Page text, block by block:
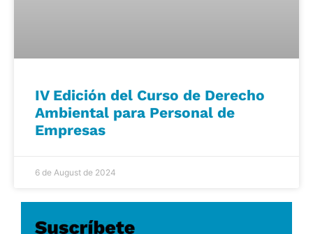
IV Edición del Curso de Derecho
Ambiental para Personal de
Empresas
6 de August de 2024